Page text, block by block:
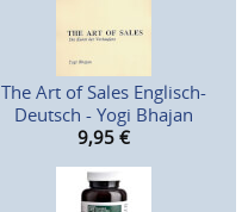
The Art of Sales Englisch-
Deutsch - Yogi Bhajan
9,95 €